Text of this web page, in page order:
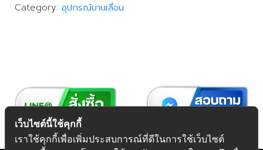
Category: อุปกรณ์บานเลื่อน
เว็บไซต์นี้ใช้คุกกี้
เราใช้คุกกี้เพื่อเพิ่มประสบการณ์ที่ดีในการใช้เว็บไซต์